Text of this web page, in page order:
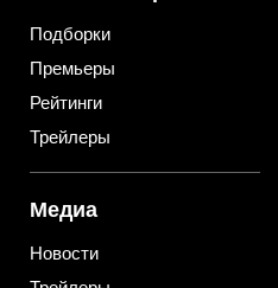
Подборки
Премьеры
Рейтинги
Трейлеры
Медиа
Новости